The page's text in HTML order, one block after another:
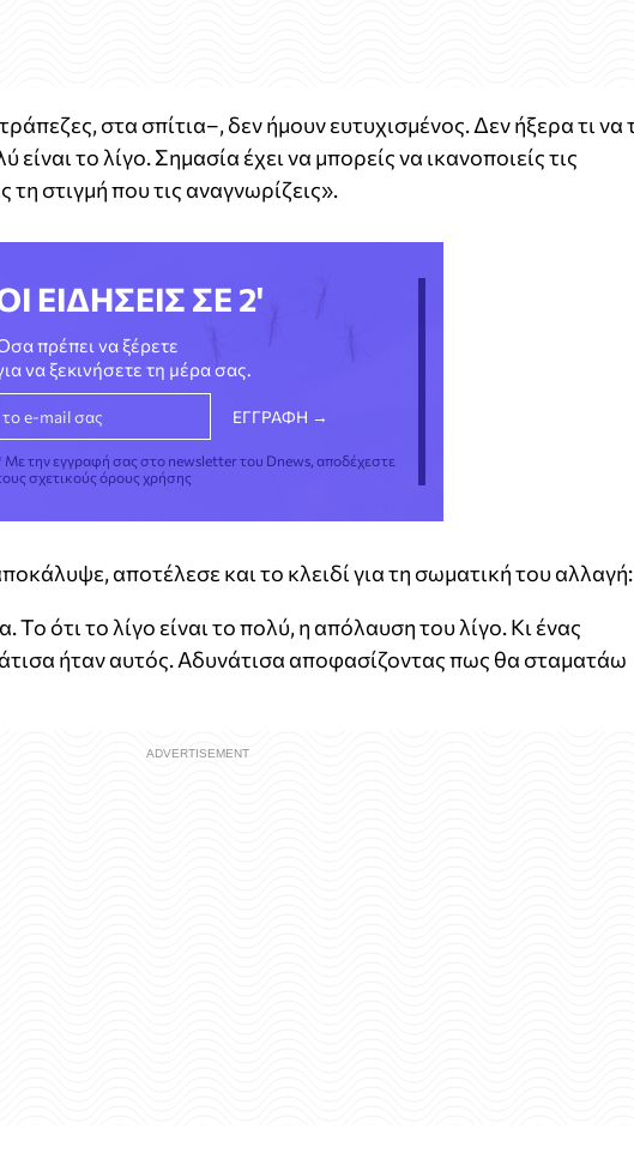
στα σπίτια–, δεν ήμουν ευτυχισμένος. Δεν ήξερα τι να
το λίγο. Σημασία έχει να μπορείς να ικανοποιείς τις
τη στιγμή που τις αναγνωρίζεις».
ΕΙΔΗΣΕΙΣ ΣΕ 2'
πρέπει να ξέρετε
να ξεκινήσετε τη μέρα σας.
Με την εγγραφή σας στο newsletter του Dnews, αποδέχεστε
σχετικούς όρους χρήσης
αποτέλεσε και το κλειδί για τη σωματική του αλλαγή:
ότι το λίγο είναι το πολύ, η απόλαυση του λίγο. Κι ένας
ήταν αυτός. Αδυνάτισα αποφασίζοντας πως θα σταματάω